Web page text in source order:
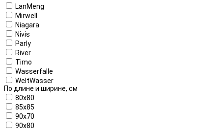
LanMeng
Mirwell
Niagara
Nivis
Parly
River
Timo
Wasserfalle
WeltWasser
По длине и ширине, см
80x80
85x85
90x70
90x80